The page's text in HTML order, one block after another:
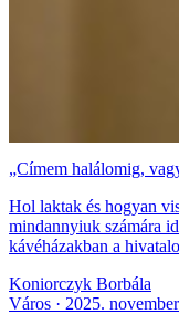
„Címem halálomig,
Hol laktak és hogyan
mindannyiuk számára
kávéházakban a
Koniorczyk Borbála
Város
2025.